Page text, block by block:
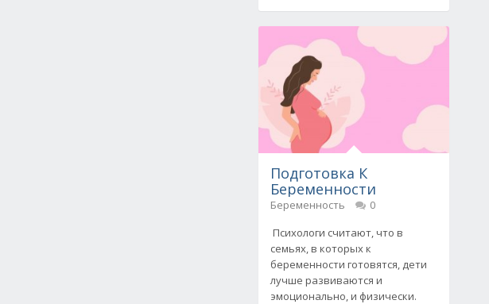
Подготовка К
Беременности
Беременность
0
Психологи считают, что в
семьях, в которых к
беременности готовятся, дети
лучше развиваются и
эмоционально, и физически.